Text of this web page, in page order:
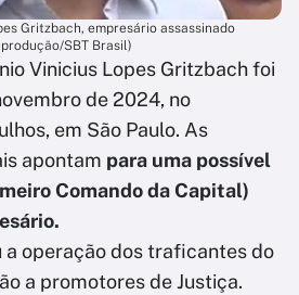
Gritzbach, empresário assassinado
SBT Brasil)
Vinicius Lopes Gritzbach foi
de 2024, no
em São Paulo. As
apontam para uma possível
Comando da Capital)
operação dos traficantes do
a promotores de Justiça.